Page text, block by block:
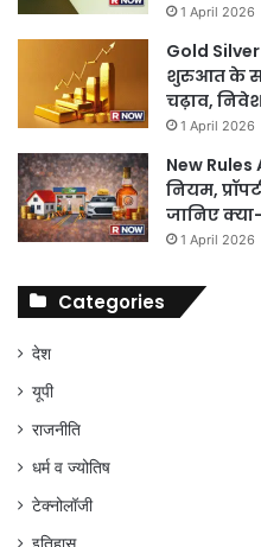
1 April 2026
Gold Silver
शुरुआत के
चढ़ाव,
1 April 2026
New
नियम,
जानिए
1 April 2026
Categories
देश
यूपी
राजनीति
धर्म व ज्योतिष
टेक्नोलॉजी
इतिहास